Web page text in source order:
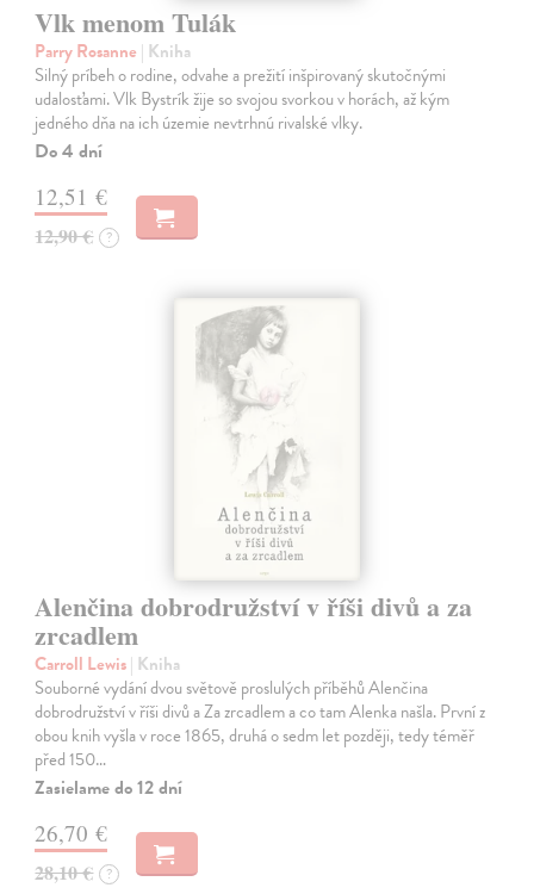
Vlk menom Tulák
Parry Rosanne | Kniha
Silný príbeh o rodine, odvahe a prežití inšpirovaný skutočnými
udalosťami. Vlk Bystrík žije so svojou svorkou v horách, až kým
jedného dňa na ich územie nevtrhnú rivalské vlky.
Do 4 dní
12,51 €
12,90 € ?
Alenčina dobrodružství v říši divů a za
zrcadlem
Carroll Lewis| Kniha
Souborné vydání dvou světově proslulých příběhů Alenčina
dobrodružství v říši divů a Za zrcadlem a co tam Alenka našla. První z
obou knih vyšla v roce 1865, druhá o sedm let později, tedy téměř
před 150…
Zasielame do 12 dní
26,70 €
28,10 € ?